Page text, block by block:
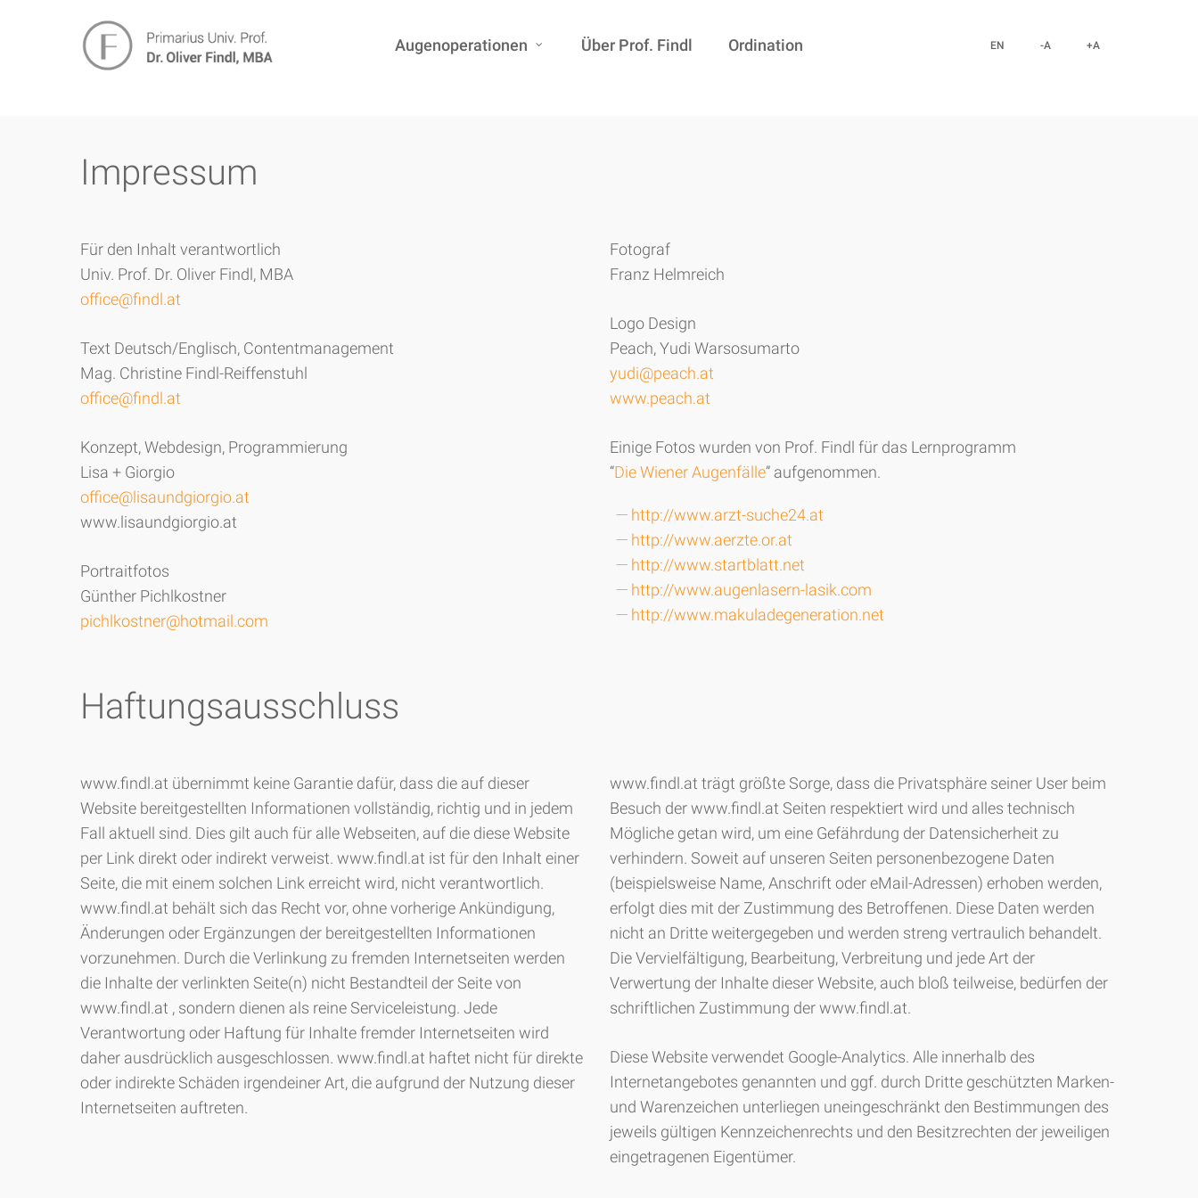
Augenoperationen Über Prof. Findl Ordination EN -A +A
Impressum
Für den Inhalt verantwortlich
Univ. Prof. Dr. Oliver Findl, MBA
office@findl.at
Text Deutsch/Englisch, Contentmanagement
Mag. Christine Findl-Reiffenstuhl
office@findl.at
Konzept, Webdesign, Programmierung
Lisa + Giorgio
office@lisaundgiorgio.at
www.lisaundgiorgio.at
Portraitfotos
Günther Pichlkostner
pichlkostner@hotmail.com
Fotograf
Franz Helmreich
Logo Design
Peach, Yudi Warsosumarto
yudi@peach.at
www.peach.at
Einige Fotos wurden von Prof. Findl für das Lernprogramm
“Die Wiener Augenfälle” aufgenommen.
http://www.arzt-suche24.at
http://www.aerzte.or.at
http://www.startblatt.net
http://www.augenlasern-lasik.com
http://www.makuladegeneration.net
Haftungsausschluss
www.findl.at übernimmt keine Garantie dafür, dass die auf dieser
Website bereitgestellten Informationen vollständig, richtig und in jedem
Fall aktuell sind. Dies gilt auch für alle Webseiten, auf die diese Website
per Link direkt oder indirekt verweist. www.findl.at ist für den Inhalt einer
Seite, die mit einem solchen Link erreicht wird, nicht verantwortlich.
www.findl.at behält sich das Recht vor, ohne vorherige Ankündigung,
Änderungen oder Ergänzungen der bereitgestellten Informationen
vorzunehmen. Durch die Verlinkung zu fremden Internetseiten werden
die Inhalte der verlinkten Seite(n) nicht Bestandteil der Seite von
www.findl.at , sondern dienen als reine Serviceleistung. Jede
Verantwortung oder Haftung für Inhalte fremder Internetseiten wird
daher ausdrücklich ausgeschlossen. www.findl.at haftet nicht für direkte
oder indirekte Schäden irgendeiner Art, die aufgrund der Nutzung dieser
Internetseiten auftreten.
www.findl.at trägt größte Sorge, dass die Privatsphäre seiner User beim
Besuch der www.findl.at Seiten respektiert wird und alles technisch
Mögliche getan wird, um eine Gefährdung der Datensicherheit zu
verhindern. Soweit auf unseren Seiten personenbezogene Daten
(beispielsweise Name, Anschrift oder eMail-Adressen) erhoben werden,
erfolgt dies mit der Zustimmung des Betroffenen. Diese Daten werden
nicht an Dritte weitergegeben und werden streng vertraulich behandelt.
Die Vervielfältigung, Bearbeitung, Verbreitung und jede Art der
Verwertung der Inhalte dieser Website, auch bloß teilweise, bedürfen der
schriftlichen Zustimmung der www.findl.at.
Diese Website verwendet Google-Analytics. Alle innerhalb des
Internetangebotes genannten und ggf. durch Dritte geschützten Marken-
und Warenzeichen unterliegen uneingeschränkt den Bestimmungen des
jeweils gültigen Kennzeichenrechts und den Besitzrechten der jeweiligen
eingetragenen Eigentümer.